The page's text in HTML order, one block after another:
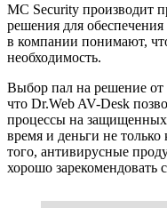
MC Security производит
решения для
в компании понимают,
необходимость.
Выбор пал на решение от
что Dr.Web AV-Desk
процессы на
время и деньги не
того, антивирусные
хорошо зарекомендовать